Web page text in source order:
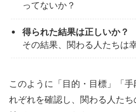
ってないか？
得られた結果は正しいか？
その結果、関わる人たちは
このように「目的・目標」「
れぞれを確認し、関わる人た